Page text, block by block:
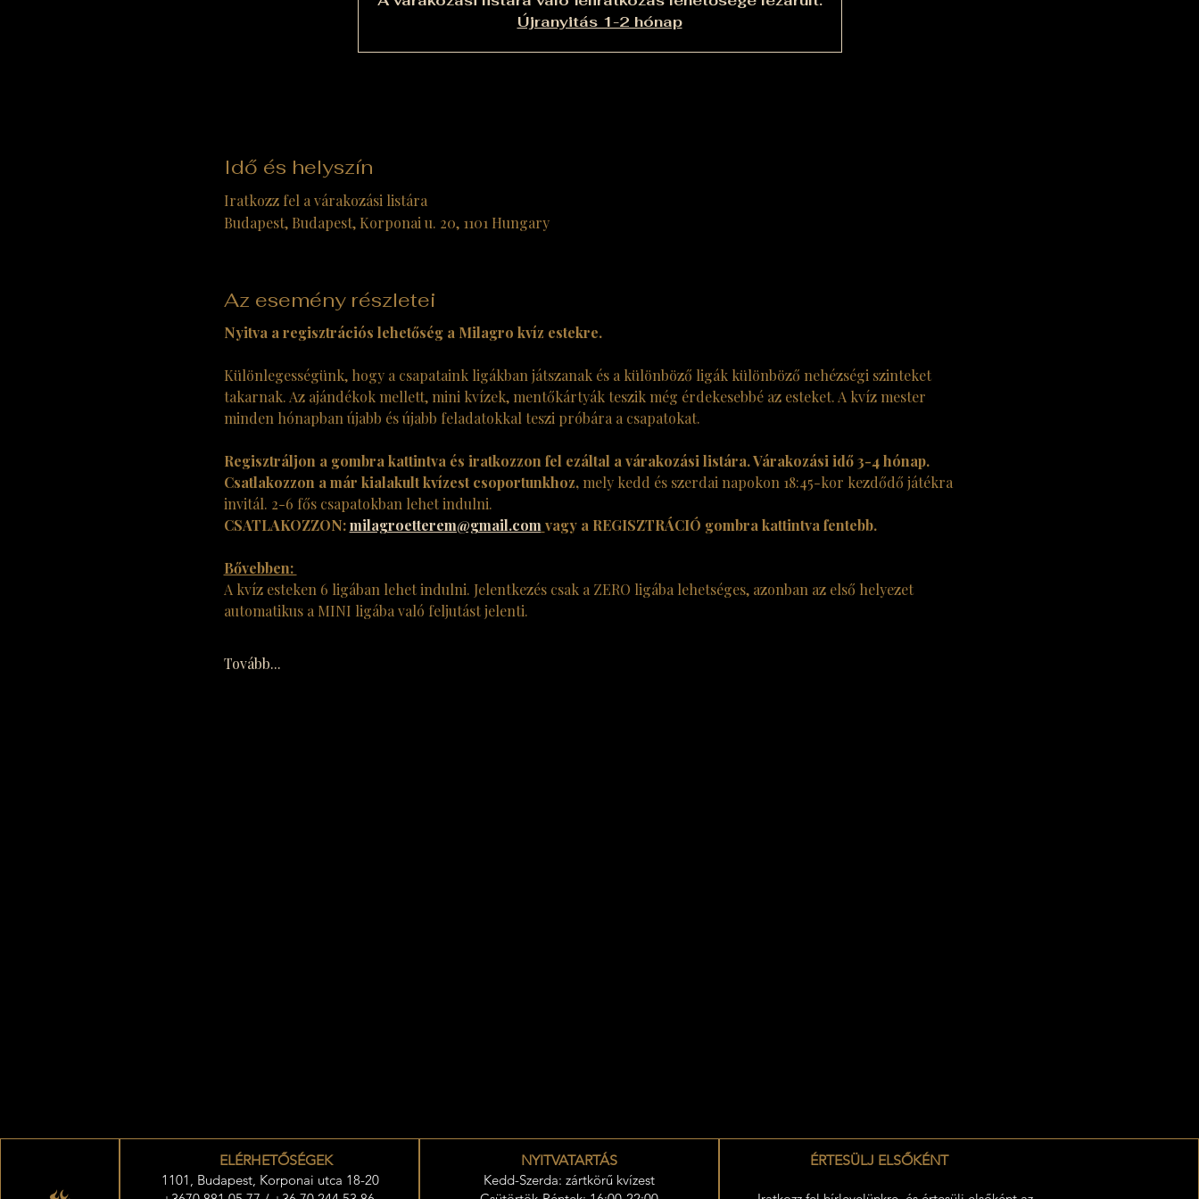
Újranyitás 1-2 hónap
Idő és helyszín
Iratkozz fel a várakozási listára
Budapest, Budapest, Korponai u. 20, 1101 Hungary
Az esemény részletei
Nyitva a regisztrációs lehetőség a Milagro kvíz estekre.
Különlegességünk, hogy a csapataink ligákban játszanak és a különböző ligák különböző nehézségi szinteket
takarnak. Az ajándékok mellett, mini kvízek, mentőkártyák teszik még érdekesebbé az esteket. A kvíz mester
minden hónapban újabb és újabb feladatokkal teszi próbára a csapatokat.
Regisztráljon a gombra kattintva és iratkozzon fel ezáltal a várakozási listára. Várakozási idő 3-4 hónap.
Csatlakozzon a már kialakult kvízest csoportunkhoz, mely kedd és szerdai napokon 18:45-kor kezdődő játékra
invitál. 2-6 fős csapatokban lehet indulni.
CSATLAKOZZON: milagroetterem@gmail.com vagy a REGISZTRÁCIÓ gombra kattintva fentebb.
Bővebben:
A kvíz esteken 6 ligában lehet indulni. Jelentkezés csak a ZERO ligába lehetséges, azonban az első helyezet
automatikus a MINI ligába való feljutást jelenti.
Tovább...
ELÉRHETŐSÉGEK
1101, Budapest, Korponai utca 18-20
NYITVATARTÁS
Kedd-Szerda: zártkörű kvízest
ÉRTESÜLJ ELSŐKÉNT